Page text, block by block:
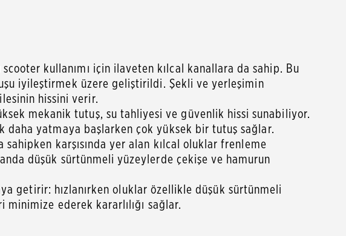
kullanımı için ilaveten kılcal kanallara da sahip. Bu
iyileştirmek üzere geliştirildi. Şekli ve yerleşimin
hissini verir.
mekanik tutuş, su tahliyesi ve güvenlik hissi sunabiliyor.
daha yatmaya başlarken çok yüksek bir tutuş sağlar.
karşısında yer alan kılcal oluklar frenleme
düşük sürtünmeli yüzeylerde çekişe ve hamurun
getirir: hızlanırken oluklar özellikle düşük sürtünmeli
ederek kararlılığı sağlar.